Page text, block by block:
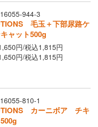
944-3
毛玉＋下部尿路ケ
ャット500g
円/税込1,815円
円/税込1,815円
810-1
カーニボア チキ